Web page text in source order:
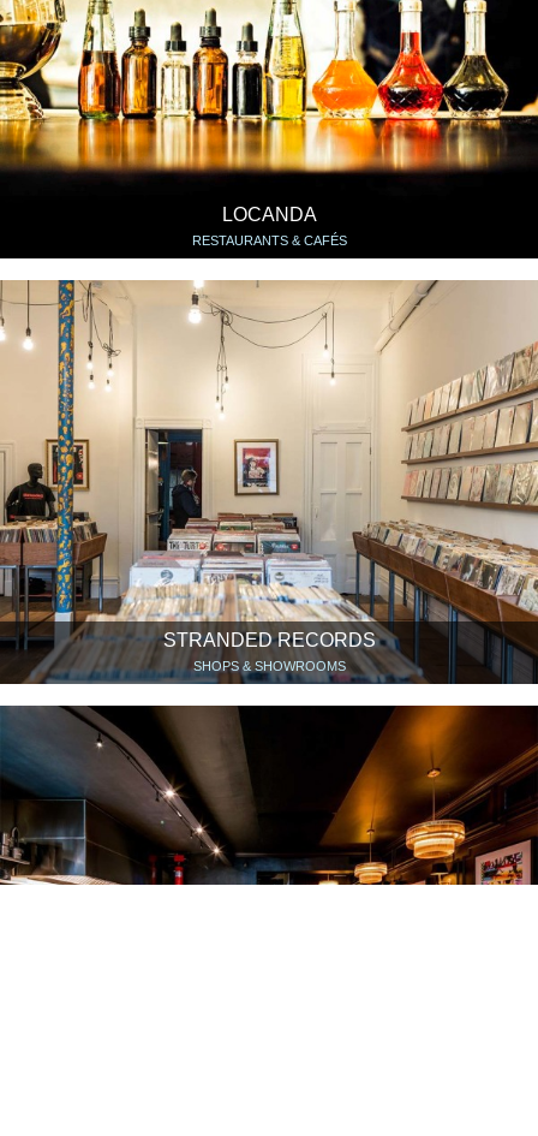
LOCANDA
RESTAURANTS & CAFÉS
STRANDED RECORDS
SHOPS & SHOWROOMS